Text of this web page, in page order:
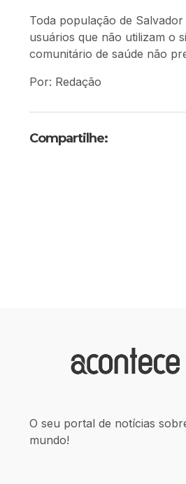
Toda população de
usuários que não utilizam o
comunitário de saúde não
Por: Redação
Compartilhe:
O seu portal de notícias
mundo!